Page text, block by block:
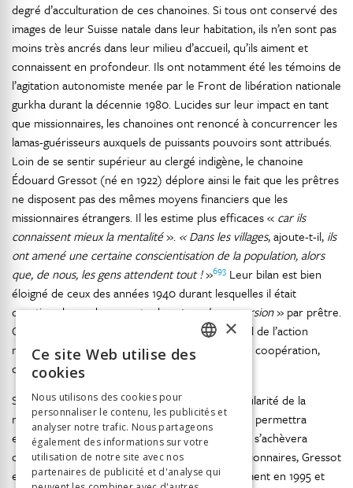
degré d’acculturation de ces chanoines. Si tous ont conservé des
images de leur Suisse natale dans leur habitation, ils n’en sont pas
moins très ancrés dans leur milieu d’accueil, qu’ils aiment et
connaissent en profondeur. Ils ont notamment été les témoins de
l’agitation autonomiste menée par le Front de libération nationale
gurkha durant la décennie 1980. Lucides sur leur impact en tant
que missionnaires, les chanoines ont renoncé à concurrencer les
lamas-guérisseurs auxquels de puissants pouvoirs sont attribués.
Loin de se sentir supérieur au clergé indigène, le chanoine
Édouard Gressot (né en 1922) déplore ainsi le fait que les prêtres
ne disposent pas des mêmes moyens financiers que les
missionnaires étrangers. Il les estime plus efficaces « car ils
connaissent mieux la mentalité». « Dans les villages, ajoute-t-il, ils
ont amené une certaine conscientisation de la population, alors
que, de nous, les gens attendent tout !»693 Leur bilan est bien
éloigné de ceux des années 1940 durant lesquelles il était
question de rendre compte de «taux de conversion» par prêtre.
Ces propos témoignent d’un changement radical de l’action
missionnaire, à cheval entre l’évangélisation et la coopération,
qu’elle soit technique ou humanitaire.
Si les fonds publics ont fait la différence, la popularité de la
mission dans le Chablais est telle qu’en 1990, elle permettra
encore la levée de 90 000 francs694. La mission s’achèvera
officiellement en 1994, et les deux derniers missionnaires, Gressot
et Gex-Collet, quitteront Kalimpong respectivement en 1995 et
ITALIAN
×
Ce site Web utilise des
cookies
Nous utilisons des cookies pour
personnaliser le contenu, les publicités et
analyser notre trafic. Nous partageons
également des informations sur votre
utilisation de notre site avec nos
partenaires de publicité et d'analyse qui